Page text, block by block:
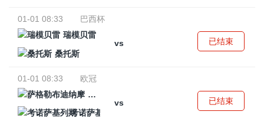
01-01 08:33
巴西杯
瑞模贝雷
vs
桑托斯
已结束
01-01 08:33
欧冠
萨格勒布迪纳摩
vs
考诺萨基列斯
已结束